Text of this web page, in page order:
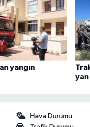
yangın
yan
Hava Durumu